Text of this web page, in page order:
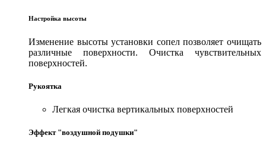
Настройка высоты
Изменение высоты установки сопел позволяет очищать
различные поверхности. Очистка чувствительных
поверхностей.
Рукоятка
Легкая очистка вертикальных поверхностей
Эффект "воздушной подушки"